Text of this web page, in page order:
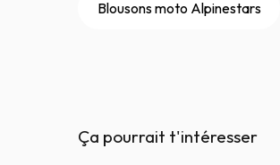
Blousons moto Alpinestars
Ça pourrait t'intéresser